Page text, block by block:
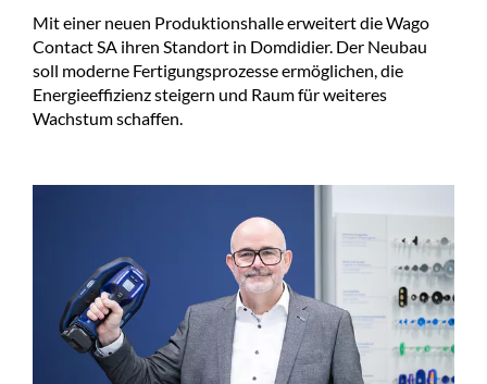
Mit einer neuen Produktionshalle erweitert die Wago
Contact SA ihren Standort in Domdidier. Der Neubau
soll moderne Fertigungsprozesse ermöglichen, die
Energieeffizienz steigern und Raum für weiteres
Wachstum schaffen.